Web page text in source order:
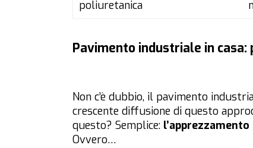
poliuretanica
Pavimento industriale in casa:
Non c’è dubbio, il pavimento
crescente diffusione di questo
questo? Semplice:
Ovvero…